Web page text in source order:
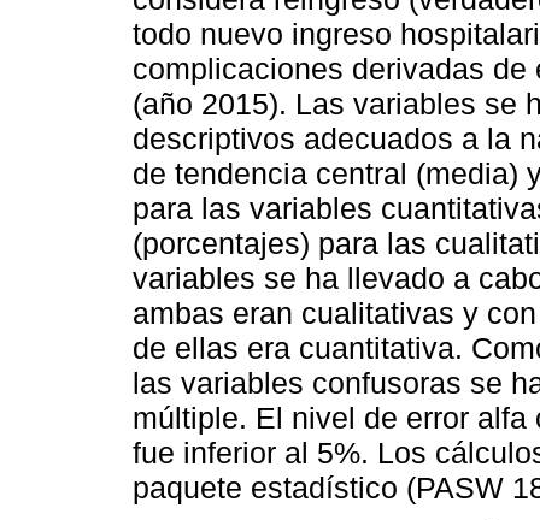
todo nuevo ingreso
complicaciones derivadas
(año 2015). Las variables se
descriptivos adecuados a la
de tendencia central (media)
para las variables
(porcentajes) para las
variables se ha llevado a
ambas eran cualitativas y
de ellas era cuantitativa.
las variables confusoras se
múltiple. El nivel de error
fue inferior al 5%. Los
paquete estadístico (PASW